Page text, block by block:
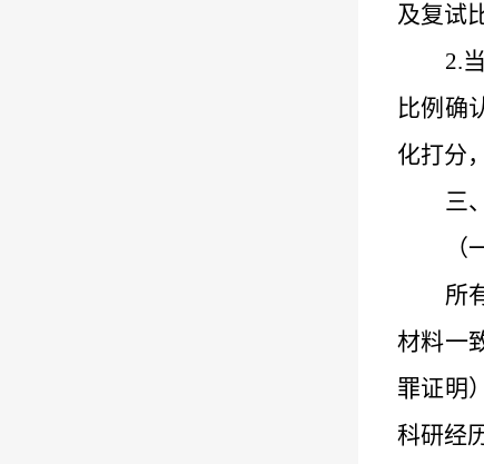
及复试
2.当
比例确
化打分，
三
所
材料一
罪证明
科研经